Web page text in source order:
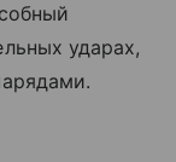
ударах,